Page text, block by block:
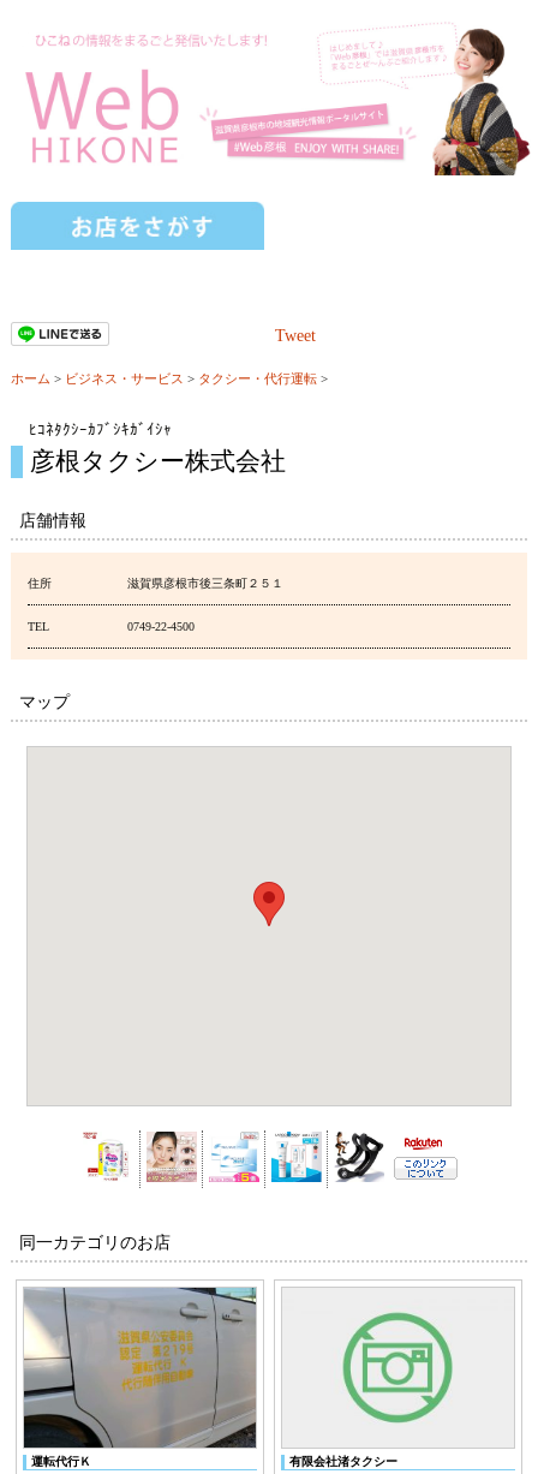
Tweet
ホーム > ビジネス・サービス > タクシー・代行運転>
ﾋｺﾈﾀｸｼｰｶﾌﾞｼｷｶﾞｲｼｬ
彦根タクシー株式会社
店舗情報
住所 滋賀県彦根市後三条町２５１
TEL 0749-22-4500
マップ
同一カテゴリのお店
運転代行Ｋ
有限会社渚タクシー